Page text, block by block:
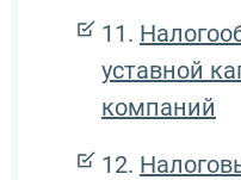
уставной
компаний